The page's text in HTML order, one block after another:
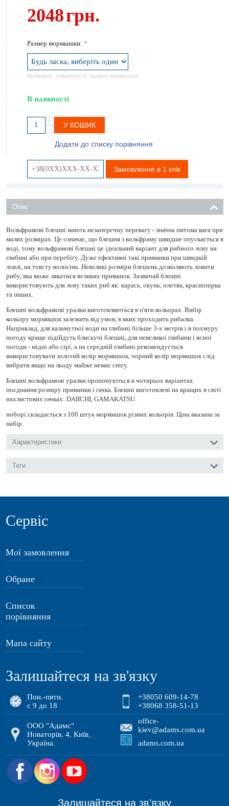
2048грн.
Размер мормышки:
Выберите, пожалуйста, размер мормышек
В наявності
+
−
У КОШИК
Додати до списку порівняння
Замовлення в 1 клік
Опис
Вольфрамові блешні мають незаперечну перевагу - значна питома вага при
малих розмірах. Це означає, що блешня з вольфраму швидше опускається в
воді, тому вольфрамові блешні це ідеальний варіант для рибного лову на
глибині або при перебігу. Дуже ефективні такі приманки при швидкій
ловлі, на товсту волосінь. Невеликі розміри блешень дозволяють ловити
рибу, яка може лякатися великих приманок. Зазвичай блешні
використовують для лову таких риб як: карась, окунь, плотва, краснопірка
та інших.
Блешні вольфрамові уралки виготовляються в п'яти кольорах. Вибір
кольору мормишок залежить від умов, в яких проходить рибалка.
Наприклад, для каламутної води на глибині більше 3-х метрів і в похмуру
погоду краще підійдуть блискучі блешні, для невеликої глибини і ясної
погоди - мідні або сірі, а на середній глибині рекомендується
використовувати золотий колір мормишок, чорний колір мормишок слід
вибрати якщо на льоду майже немає снігу.
Блешні вольфрамові уралки пропонуються в чотирьох варіантах
поєднання розміру приманки і гачка. Блешні виготовлені на кращих в світі
нахлистових гачках: DAIICHI, GAMAKATSU.
ноборі складається з 100 штук мормишок різних кольорів. Ціна вказана за
набір.
Характеристики
Теги
Сервіс
Мої замовлення
Обране
Список
порівняння
Мапа сайту
Залишайтеся на зв'язку
Пон.-пятн.
с 9 до 18
+38050 609-14-78
+38068 358-51-13
ООО "Адамс"
Новаторів, 4 ,Київ
Україна
office-
kiev@adams.com.ua
adams.com.ua
.
Залишайтеся на зв'язку